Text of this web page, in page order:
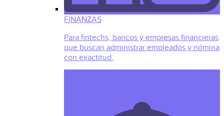
FINANZAS
Para fintechs, bancos y empresas financieras
que buscan administrar empleados y nómina
con exactitud.